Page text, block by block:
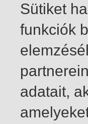
Sütiket
funkciók
adatait,